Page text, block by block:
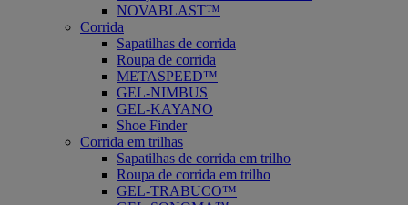
NOVABLAST™
Corrida
Sapatilhas de corrida
Roupa de corrida
METASPEED™
GEL-NIMBUS
GEL-KAYANO
Shoe Finder
Corrida em trilhas
Sapatilhas de corrida em trilho
Roupa de corrida em trilho
GEL-TRABUCO™